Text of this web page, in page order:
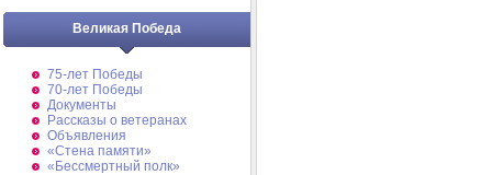
Великая Победа
75-лет Победы
70-лет Победы
Документы
Рассказы о ветеранах
Объявления
«Стена памяти»
«Бессмертный полк»